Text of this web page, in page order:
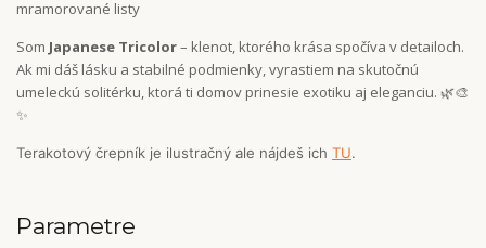
mramorované listy
Som Japanese Tricolor– klenot, ktorého krása spočíva v detailoch.
Ak mi dáš lásku a stabilné podmienky, vyrastiem na skutočnú
umeleckú solitérku, ktorá ti domov prinesie exotiku aj eleganciu. 🌿🎨
✨
Terakotový črepník je ilustračný ale nájdeš ich TU.
Parametre